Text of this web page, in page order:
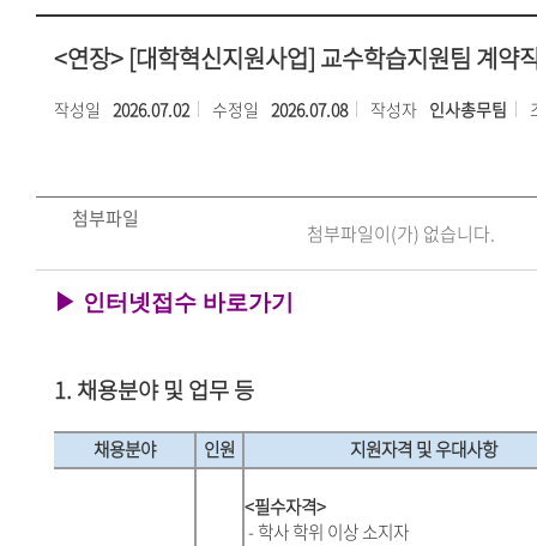
<연장> [대학혁신지원사업] 교수학습지원팀 계약
작성일 2026.07.02 수정일 2026.07.08 작성자 인사총무팀
첨부파일
첨부파일이(가) 없습니다.
▶ 인터넷접수 바로가기
1. 채용분야 및 업무 등
채용분야 인원 지원자격 및 우대사항
<필수자격>
- 학사 학위 이상 소지자